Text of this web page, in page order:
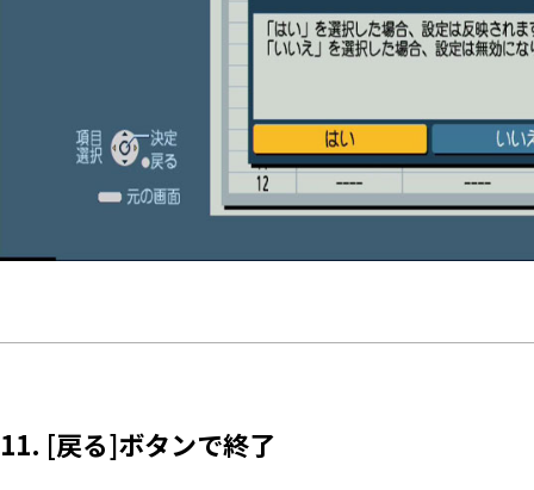
11. [戻る]ボタンで終了